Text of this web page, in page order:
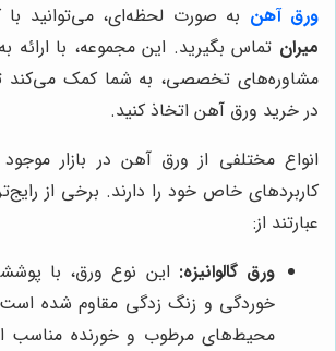
ورق آهن به صورت لحظه‌ای، می‌توانید با
میران تماس بگیرید. این مجموعه، با ارائه
مشاوره‌های تخصصی، به شما کمک می‌کند
در خرید ورق آهن اتخاذ کنید.
انواع مختلفی از ورق آهن در بازار
کاربردهای خاص خود را دارند. برخی از
عبارتند از:
ورق گالوانیزه: این نوع ورق، با
خوردگی و زنگ زدگی مقاوم شده است
محیط‌های مرطوب و خورنده مناسب